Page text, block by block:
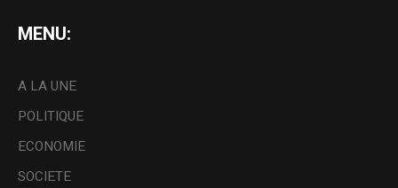
MENU:
A LA UNE
POLITIQUE
ECONOMIE
SOCIETE